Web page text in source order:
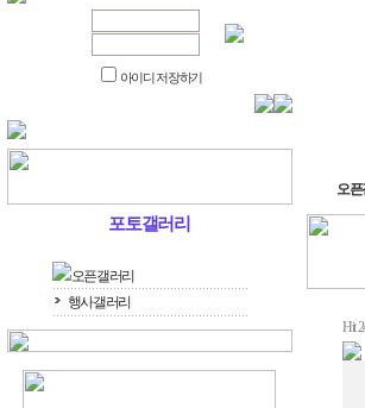
아이디 저장하기
포토갤러리
오픈갤러리
행사갤러리
오픈
Hit